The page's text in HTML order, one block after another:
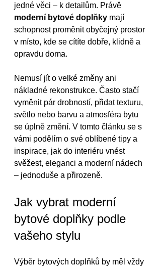
jedné věci – k detailům. Právě
moderní bytové doplňky mají
schopnost proměnit obyčejný prostor
v místo, kde se cítíte dobře, klidně a
opravdu doma.
Nemusí jít o velké změny ani
nákladné rekonstrukce. Často stačí
vyměnit pár drobností, přidat texturu,
světlo nebo barvu a atmosféra bytu
se úplně změní. V tomto článku se s
vámi podělím o své oblíbené tipy a
inspirace, jak do interiéru vnést
svěžest, eleganci a moderní nádech
– jednoduše a přirozeně.
Jak vybrat moderní
bytové doplňky podle
vašeho stylu
Výběr bytových doplňků by měl vždy